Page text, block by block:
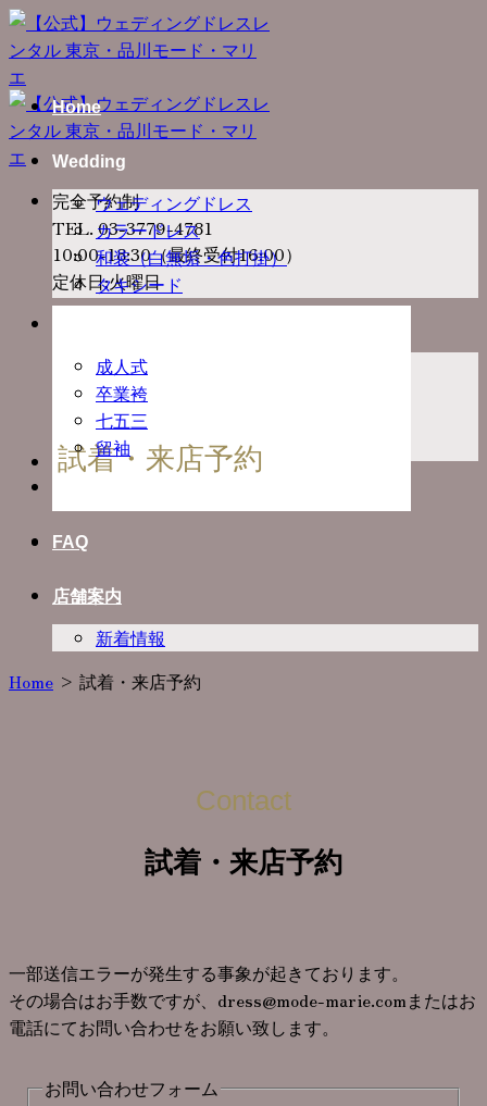
Skip
to
content
完全予約制
TEL. 03-3779-4781
10:00-18:30（最終受付16:00）
定休日:火曜日
試着・来店予約
Home
Wedding
ウェディングドレス
カラードレス
和装（白無垢・色打掛）
タキシード
成人式
卒業袴
七五三
留袖
FAQ
店舗案内
新着情報
Home > 試着・来店予約
Contact
試着・来店予約
一部送信エラーが発生する事象が起きております。
その場合はお手数ですが、dress@mode-marie.comまたはお
電話にてお問い合わせをお願い致します。
お問い合わせフォーム